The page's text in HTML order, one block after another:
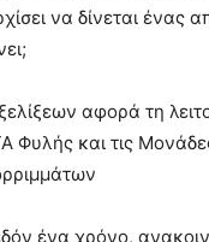
να δίνεται ένας
αφορά τη
Φυλής και τις
ένα χρόνο,